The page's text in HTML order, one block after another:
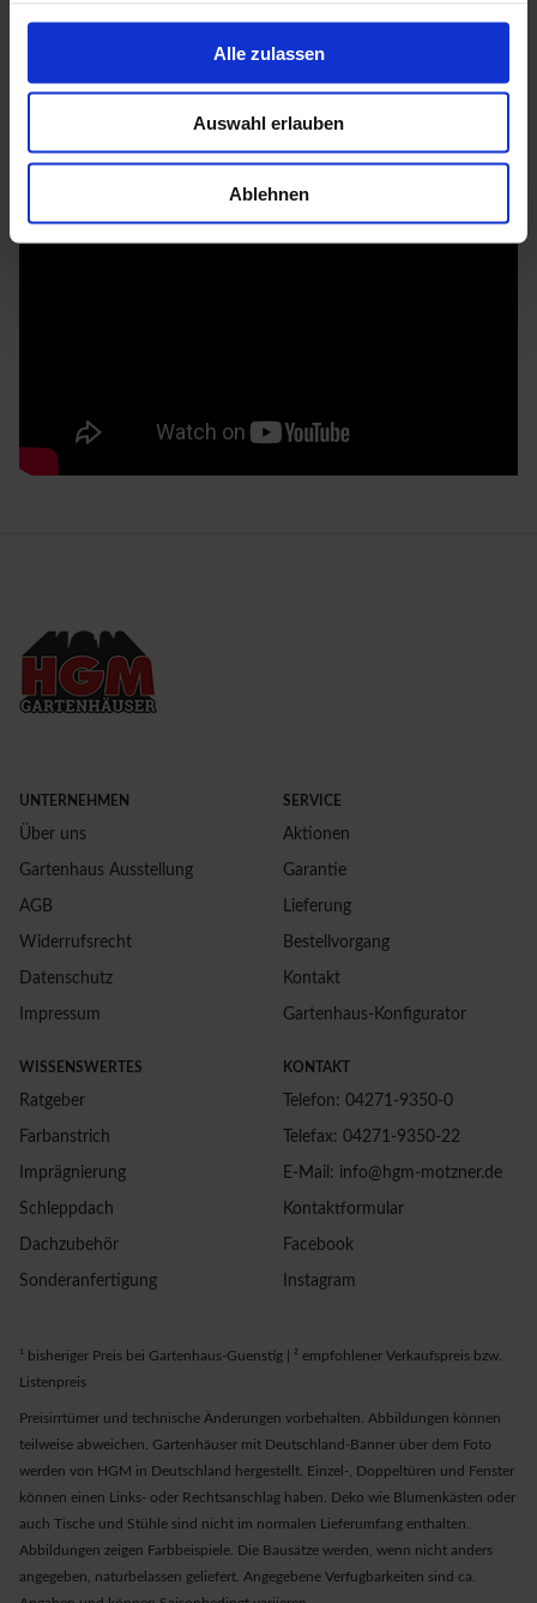
Alle zulassen
Auswahl erlauben
Ablehnen
UNTERNEHMEN
Über uns
Gartenhaus Ausstellung
AGB
Widerrufsrecht
Datenschutz
Impressum
SERVICE
Aktionen
Garantie
Lieferung
Bestellvorgang
Kontakt
Gartenhaus-Konfigurator
WISSENSWERTES
Ratgeber
Farbanstrich
Imprägnierung
Schleppdach
Dachzubehör
Sonderanfertigung
KONTAKT
Telefon: 04271-9350-0
Telefax: 04271-9350-22
E-Mail: info@hgm-motzner.de
Kontaktformular
Facebook
Instagram
¹ bisheriger Preis bei Gartenhaus-Guenstig | ² empfohlener Verkaufspreis bzw.
Listenpreis
Preisirrtümer und technische Änderungen vorbehalten. Abbildungen können
teilweise abweichen. Gartenhäuser mit Deutschland-Banner über dem Foto
werden von HGM in Deutschland hergestellt. Einzel-, Doppeltüren und Fenster
können einen Links- oder Rechtsanschlag haben. Deko wie Blumenkästen oder
auch Tische und Stühle sind nicht im normalen Lieferumfang enthalten.
Abbildungen zeigen Farbbeispiele. Die Bausätze werden, wenn nicht anders
angegeben, naturbelassen geliefert. Angegebene Verfugbarkeiten sind ca.